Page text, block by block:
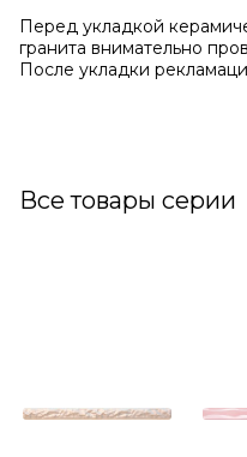
Перед укладкой
гранита внимательно
После укладки
Все товары серии